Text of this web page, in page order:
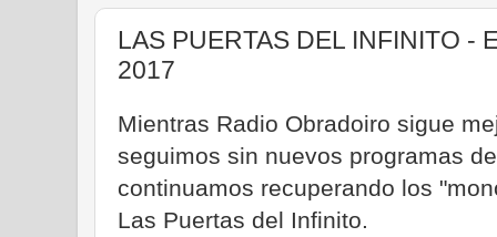
LAS PUERTAS DEL INFINITO -
2017
Mientras Radio Obradoiro sigue
seguimos sin nuevos programas
continuamos recuperando los
Las Puertas del Infinito.